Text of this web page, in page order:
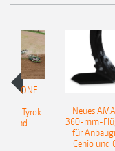
Tyrok
Neues
360-mm-
für
Cenio und